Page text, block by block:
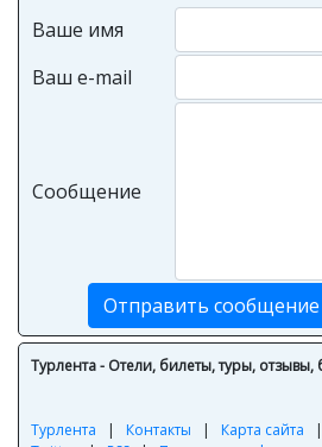
Ваше имя
Ваш e-mail
Сообщение
Турлента - Отели, билеты, туры, отзывы,
Турлента | Контакты | Карта сайта